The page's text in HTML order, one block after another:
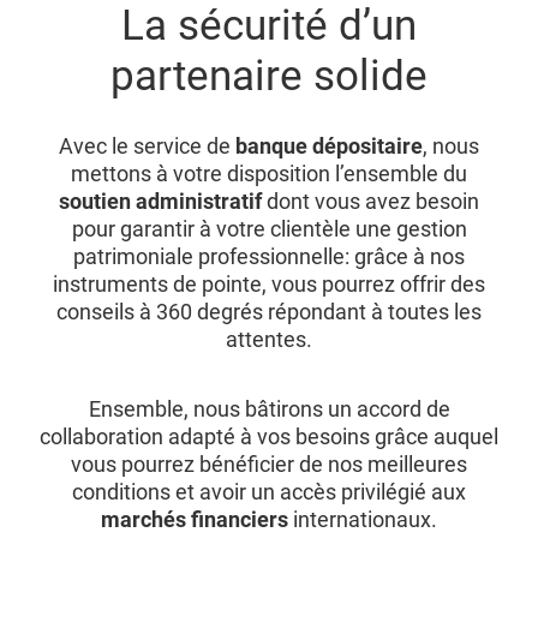
La sécurité d’un
partenaire solide
Avec le service de banque dépositaire, nous
mettons à votre disposition l’ensemble du
soutien administratifdont vous avez besoin
pour garantir à votre clientèle une gestion
patrimoniale professionnelle: grâce à nos
instruments de pointe, vous pourrez offrir des
conseils à 360 degrés répondant à toutes les
attentes.
Ensemble, nous bâtirons un accord de
collaboration adapté à vos besoins grâce auquel
vous pourrez bénéficier de nos meilleures
conditions et avoir un accès privilégié aux
marchés financiers internationaux.